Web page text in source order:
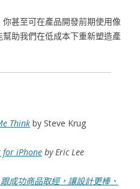
甚至可在產品開發前期使用像
助我們在低成本下重新塑造產
Think by Steve Krug
for iPhone by Eric Lee
成功商品取經，讓設計更棒、